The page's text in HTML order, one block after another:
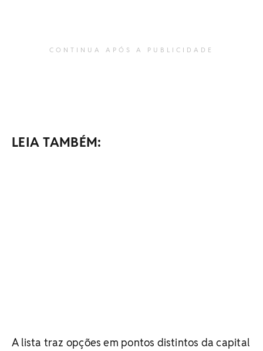
CONTINUA APÓS A PUBLICIDADE
LEIA TAMBÉM:
A lista traz opções em pontos distintos da capital